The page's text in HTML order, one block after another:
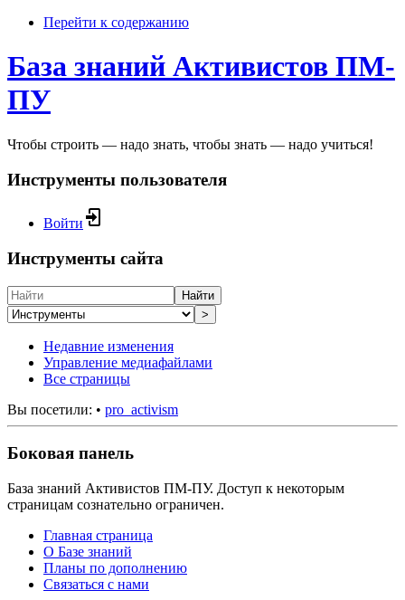
Перейти к содержанию
База знаний Активистов ПМ-
ПУ
Чтобы строить — надо знать, чтобы знать — надо учиться!
Инструменты пользователя
Войти
Инструменты сайта
Найти
>
Недавние изменения
Управление медиафайлами
Все страницы
Вы посетили: • pro_activism
Боковая панель
База знаний Активистов ПМ-ПУ. Доступ к некоторым
страницам сознательно ограничен.
Главная страница
О Базе знаний
Планы по дополнению
Связаться с нами